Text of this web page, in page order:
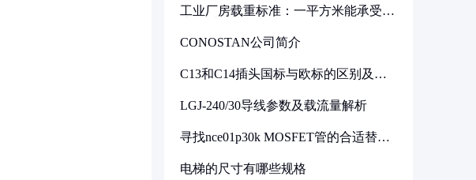
工业厂房载重标准：一平方米能承受多
CONOSTAN公司简介
C13和C14插头国标与欧标的区别及其
LGJ-240/30导线参数及载流量解析
寻找nce01p30k MOSFET管的合适替代
电梯的尺寸有哪些规格